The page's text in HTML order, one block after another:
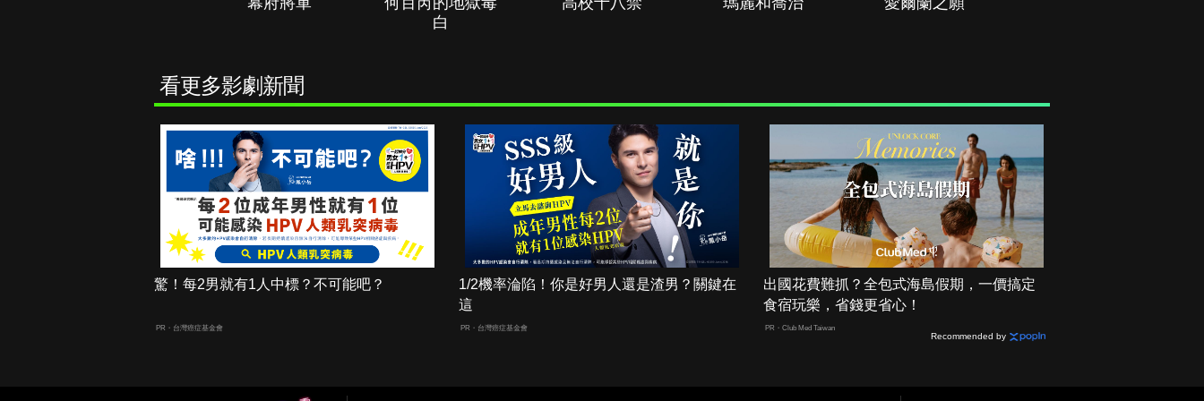
白
看更多影劇新聞
驚！每2男就有1人中標？不可能吧？
PR・台灣癌症基金會
1/2機率淪陷！你是好男人還是渣男？關鍵在
這
PR・台灣癌症基金會
出國花費難抓？全包式海島假期，一價搞定
食宿玩樂，省錢更省心！
PR・Club Med Taiwan
Recommended by